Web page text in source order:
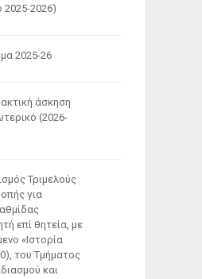
2025-2026)
2025-26
άσκηση
(2026-
Τριμελούς
για
επί θητεία, με
«Ιστορία
του Τμήματος
και